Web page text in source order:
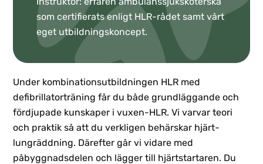
som certifierats enligt HLR-rådet samt vårt
eget utbildningskoncept.
Under kombinationsutbildningen HLR med
defibrillatorträning får du både grundläggande och
fördjupade kunskaper i vuxen-HLR. Vi varvar teori
och praktik så att du verkligen behärskar hjärt-
lungräddning. Därefter går vi vidare med
påbyggnadsdelen och lägger till hjärtstartaren. Du